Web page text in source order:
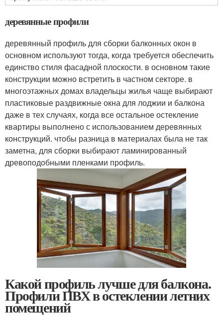
деревянные профили
деревянный профиль для сборки балконных окон в
основном используют тогда, когда требуется обеспечить
единство стиля фасадной плоскости. в основном такие
конструкции можно встретить в частном секторе. в
многоэтажных домах владельцы жилья чаще выбирают
пластиковые раздвижные окна для лоджии и балкона
даже в тех случаях, когда все остальное остекление
квартиры выполнено с использованием деревянных
конструкций. чтобы разница в материалах была не так
заметна, для сборки выбирают ламинированный
древоподобными пленками профиль.
Какой профиль лучше для балкона.
Профили ПВХ в остеклении летних
помещений